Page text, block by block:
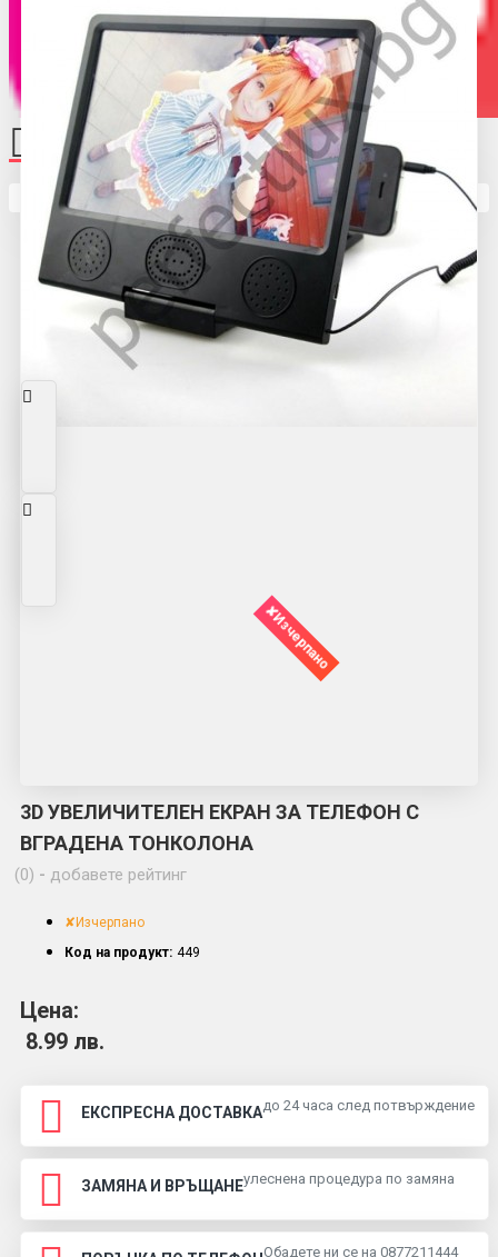
Кутията ви е празна
✘Изчерпано
3D УВЕЛИЧИТЕЛЕН ЕКРАН ЗА ТЕЛЕФОН С
ВГРАДЕНА ТОНКОЛОНА
(0) - добавете рейтинг
Цена:
8.99 лв.
✘Изчерпано
Код на продукт: 449
ЕКСПРЕСНА ДОСТАВКАдо 24 часа след потвърждение
ЗАМЯНА И ВРЪЩАНЕулеснена процедура по замяна
Обадете ни се на 0877211444